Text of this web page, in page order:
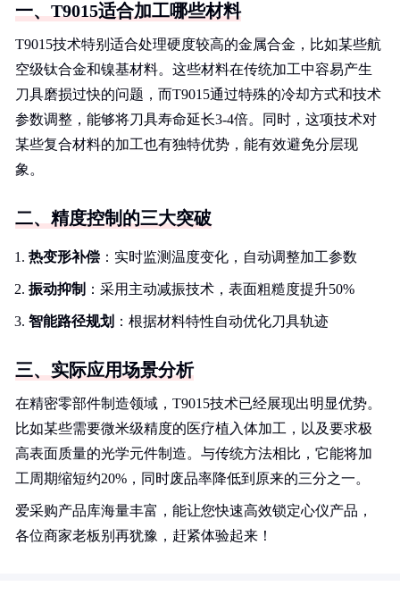
一、T9015适合加工哪些材料
T9015技术特别适合处理硬度较高的金属合金，比如某些航
空级钛合金和镍基材料。这些材料在传统加工中容易产生
刀具磨损过快的问题，而T9015通过特殊的冷却方式和技术
参数调整，能够将刀具寿命延长3-4倍。同时，这项技术对
某些复合材料的加工也有独特优势，能有效避免分层现
象。
二、精度控制的三大突破
热变形补偿 ：实时监测温度变化，自动调整加工参数
振动抑制 ：采用主动减振技术，表面粗糙度提升50%
智能路径规划 ：根据材料特性自动优化刀具轨迹
三、实际应用场景分析
在精密零部件制造领域，T9015技术已经展现出明显优势。
比如某些需要微米级精度的医疗植入体加工，以及要求极
高表面质量的光学元件制造。与传统方法相比，它能将加
工周期缩短约20%，同时废品率降低到原来的三分之一。
爱采购产品库海量丰富，能让您快速高效锁定心仪产品，
各位商家老板别再犹豫，赶紧体验起来！